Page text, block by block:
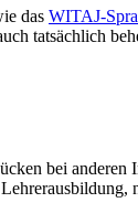
das WITAJ-
tatsächlich
bei anderen